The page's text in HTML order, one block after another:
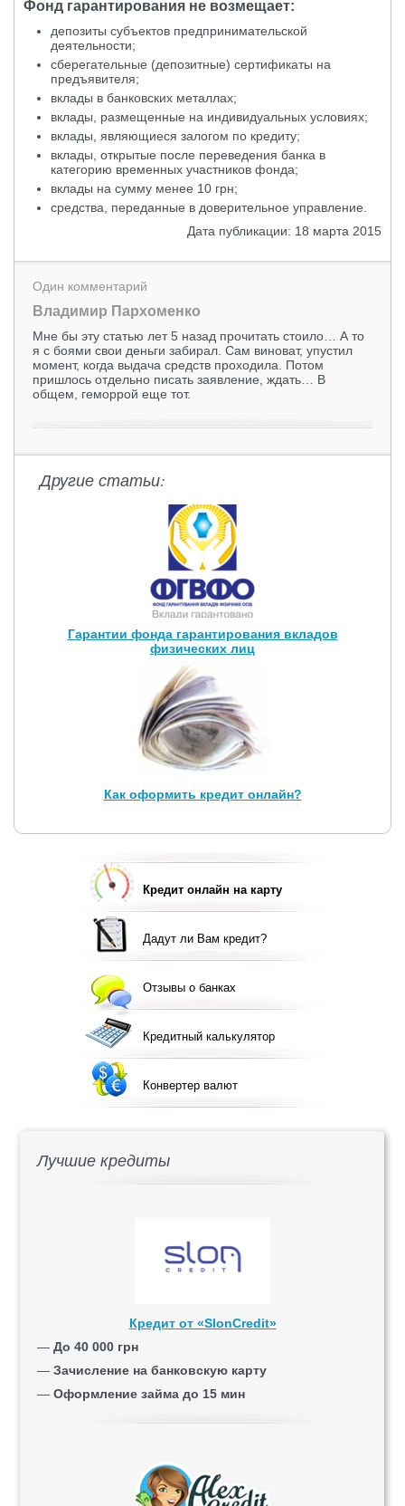
Фонд гарантирования не возмещает:
депозиты субъектов предпринимательской
деятельности;
сберегательные (депозитные) сертификаты на
предъявителя;
вклады в банковских металлах;
вклады, размещенные на индивидуальных условиях;
вклады, являющиеся залогом по кредиту;
вклады, открытые после переведения банка в
категорию временных участников фонда;
вклады на сумму менее 10 грн;
средства, переданные в доверительное управление.
Дата публикации: 18 марта 2015
Oдин комментарий
Владимир Пархоменко
Мне бы эту статью лет 5 назад прочитать стоило… А то
я с боями свои деньги забирал. Сам виноват, упустил
момент, когда выдача средств проходила. Потом
пришлось отдельно писать заявление, ждать… В
общем, геморрой еще тот.
Другие статьи:
Гарантии фонда гарантирования вкладов
физических лиц
Как оформить кредит онлайн?
Кредит онлайн на карту
Дадут ли Вам кредит?
Отзывы о банках
Кредитный калькулятор
Конвертер валют
Лучшие кредиты
Кредит от «SlonCredit»
— До 40 000 грн
— Зачисление на банковскую карту
— Оформление займа до 15 мин